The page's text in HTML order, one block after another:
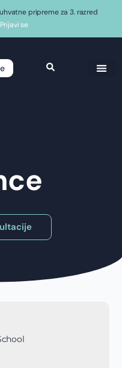
pripreme za 3. razred
Prijavi se